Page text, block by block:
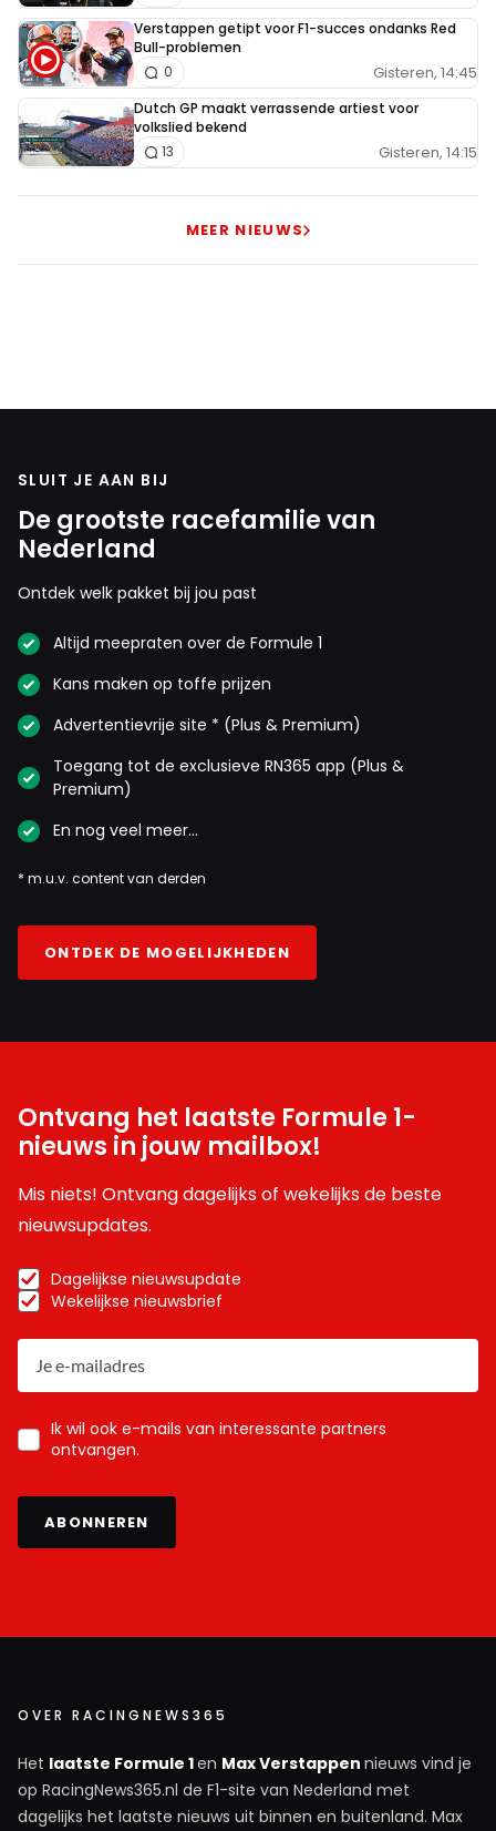
Verstappen getipt voor F1-succes ondanks Red
Bull-problemen
Gisteren, 14:45
0
Dutch GP maakt verrassende artiest voor
volkslied bekend
Gisteren, 14:15
13
MEER NIEUWS
SLUIT JE AAN BIJ
De grootste racefamilie van
Nederland
Ontdek welk pakket bij jou past
Altijd meepraten over de Formule 1
Kans maken op toffe prijzen
Advertentievrije site * (Plus & Premium)
Toegang tot de exclusieve RN365 app (Plus &
Premium)
En nog veel meer…
* m.u.v. content van derden
ONTDEK DE MOGELIJKHEDEN
Ontvang het laatste Formule 1-
nieuws in jouw mailbox!
Mis niets! Ontvang dagelijks of wekelijks de beste
nieuwsupdates.
Dagelijkse nieuwsupdate
Wekelijkse nieuwsbrief
Ik wil ook e-mails van interessante partners
ontvangen.
ABONNEREN
OVER RACINGNEWS365
Het laatste Formule 1en Max Verstappen nieuws vind je
op RacingNews365.nl de F1-site van Nederland met
dagelijks het laatste nieuws uit binnen en buitenland. Max